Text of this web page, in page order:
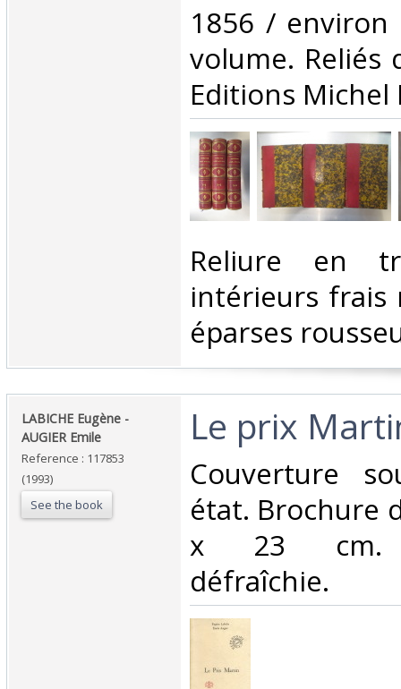
‎1856 / environ
volume. Reliés
Editions Michel
‎Reliure en
intérieurs frais
éparses
‎LABICHE Eugène -
AUGIER Emile ‎
Reference : 117853
(1993)
See the book
‎Le prix
‎Couverture
état. Brochure
x 23 cm.
défraîchie.‎